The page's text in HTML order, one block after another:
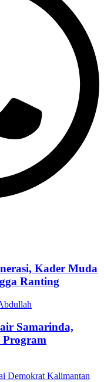
Kader Muda
Ranting
Samarinda,
Program